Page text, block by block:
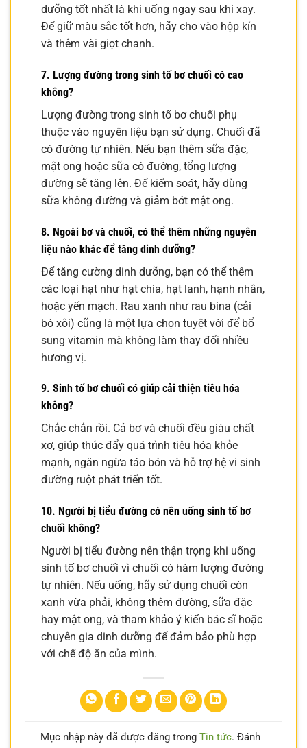
dưỡng tốt nhất là khi uống ngay sau khi xay.
Để giữ màu sắc tốt hơn, hãy cho vào hộp kín
và thêm vài giọt chanh.
7. Lượng đường trong sinh tố bơ chuối có cao
không?
Lượng đường trong sinh tố bơ chuối phụ
thuộc vào nguyên liệu bạn sử dụng. Chuối đã
có đường tự nhiên. Nếu bạn thêm sữa đặc,
mật ong hoặc sữa có đường, tổng lượng
đường sẽ tăng lên. Để kiểm soát, hãy dùng
sữa không đường và giảm bớt mật ong.
8. Ngoài bơ và chuối, có thể thêm những nguyên
liệu nào khác để tăng dinh dưỡng?
Để tăng cường dinh dưỡng, bạn có thể thêm
các loại hạt như hạt chia, hạt lanh, hạnh nhân,
hoặc yến mạch. Rau xanh như rau bina (cải
bó xôi) cũng là một lựa chọn tuyệt vời để bổ
sung vitamin mà không làm thay đổi nhiều
hương vị.
9. Sinh tố bơ chuối có giúp cải thiện tiêu hóa
không?
Chắc chắn rồi. Cả bơ và chuối đều giàu chất
xơ, giúp thúc đẩy quá trình tiêu hóa khỏe
mạnh, ngăn ngừa táo bón và hỗ trợ hệ vi sinh
đường ruột phát triển tốt.
10. Người bị tiểu đường có nên uống sinh tố bơ
chuối không?
Người bị tiểu đường nên thận trọng khi uống
sinh tố bơ chuối vì chuối có hàm lượng đường
tự nhiên. Nếu uống, hãy sử dụng chuối còn
xanh vừa phải, không thêm đường, sữa đặc
hay mật ong, và tham khảo ý kiến bác sĩ hoặc
chuyên gia dinh dưỡng để đảm bảo phù hợp
với chế độ ăn của mình.
Mục nhập này đã được đăng trong Tin tức. Đánh